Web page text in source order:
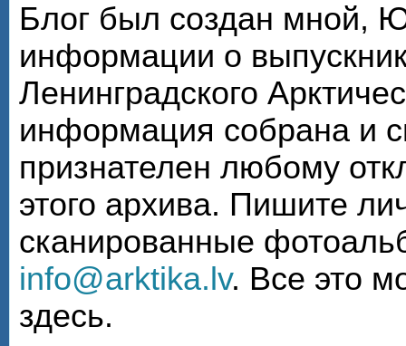
Блог был создан мной,
информации о
Ленинградского
информация собрана и
признателен любому
этого архива. Пишите
сканированные
info@arktika.lv. Все это
здесь.